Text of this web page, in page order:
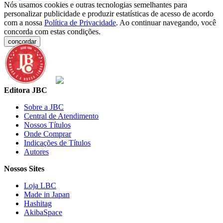
Nós usamos cookies e outras tecnologias semelhantes para
personalizar publicidade e produzir estatísticas de acesso de acordo
com a nossa Política de Privacidade. Ao continuar navegando, você
concorda com estas condições.
concordar
Editora JBC
Sobre a JBC
Central de Atendimento
Nossos Títulos
Onde Comprar
Indicações de Títulos
Autores
Nossos Sites
Loja LBC
Made in Japan
Hashitag
AkibaSpace